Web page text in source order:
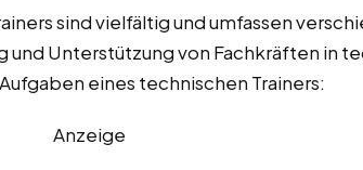
sind vielfältig und umfassen
und Unterstützung von Fachkräften in
eines technischen Trainers:
Anzeige